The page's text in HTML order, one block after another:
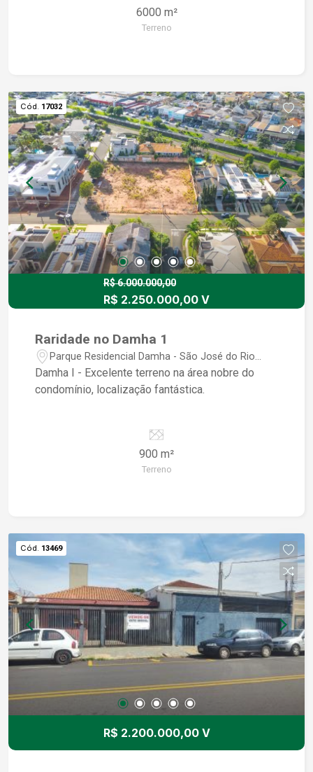
6000 m²
Terreno
Cód. 17032
R$ 6.000.000,00
R$ 2.250.000,00 V
Raridade no Damha 1
Parque Residencial Damha - São José do Rio
Preto/SP
Damha I - Excelente terreno na área nobre do
condomínio, localização fantástica.
900 m²
Terreno
Cód. 13469
R$ 2.200.000,00 V